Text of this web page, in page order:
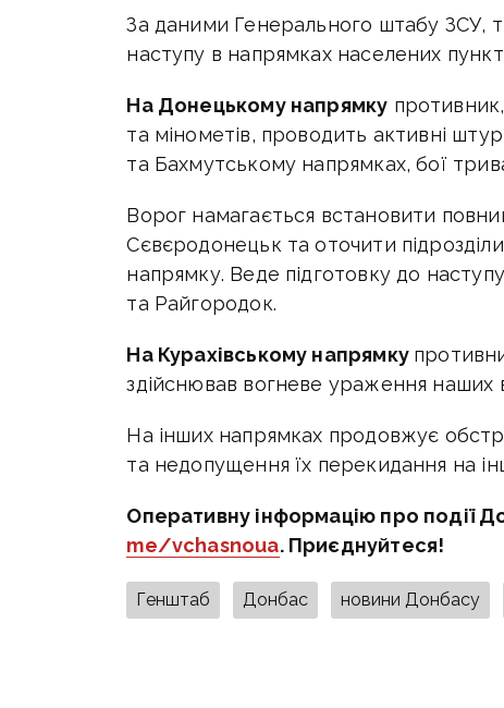
За даними Генерального штабу ЗСУ,
наступу в напрямках населених
На Донецькому напрямку
та мінометів, проводить активні
та Бахмутському напрямках, бої
Ворог намагається встановити
Сєвєродонецьк та оточити
напрямку. Веде підготовку до
та Райгородок.
На Курахівському напрямку
здійснював вогневе ураження наших
На інших напрямках продовжує
та недопущення їх перекидання на
Оперативну інформацію про події
me/vchasnoua. Приєднуйтеся!
Генштаб Донбас новини Донбасу